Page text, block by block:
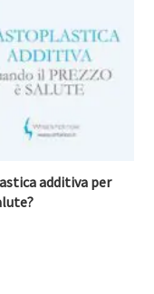
additiva per